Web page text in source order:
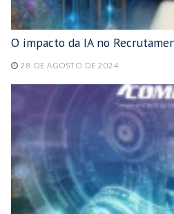
O impacto da IA no
28 DE AGOSTO DE 2024